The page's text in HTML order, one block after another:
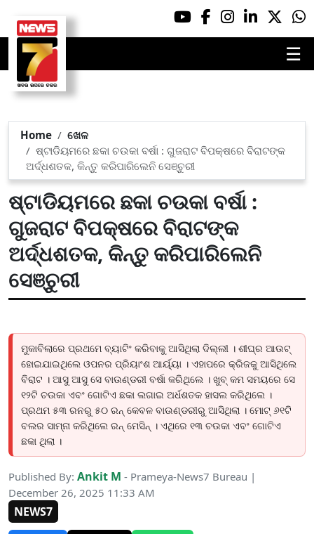
☰
Home
ଖେଳ
ଷ୍ଟାଡିୟମରେ ଛକା ଚଉକା ବର୍ଷା : ଗୁଜରାଟ ବିପକ୍ଷରେ ବିରାଟଙ୍କ
ଅର୍ଦ୍ଧଶତକ, କିନ୍ତୁ କରିପାରିଲେନି ସେଞ୍ଚୁରୀ
ଷ୍ଟାଡିୟମରେ ଛକା ଚଉକା ବର୍ଷା :
ଗୁଜରାଟ ବିପକ୍ଷରେ ବିରାଟଙ୍କ
ଅର୍ଦ୍ଧଶତକ, କିନ୍ତୁ କରିପାରିଲେନି
ସେଞ୍ଚୁରୀ
ମୁକାବିଲାରେ ପ୍ରଥମେ ବ୍ୟାଟିଂ କରିବାକୁ ଆସିଥିଲା ଦିଲ୍ଲୀ । ଶୀଘ୍ର ଆଉଟ୍
ହୋଇଯାଇଥିଲେ ଓପନର ପ୍ରିୟାଂଶ ଆର୍ୟ୍ୟା । ଏହାପରେ କ୍ରିଜକୁ ଆସିଥିଲେ
ବିରାଟ । ଆସୁ ଆସୁ ସେ ବାଉଣ୍ଡରୀ ବର୍ଷା କରିଥିଲେ । ଖୁବ୍ କମ ସମୟରେ ସେ
୧୨ଟି ଚଉକା ଏବଂ ଗୋଟିଏ ଛକା ଲଗାଇ ଅର୍ଧଶତକ ହାସଲ କରିଥିଲେ ।
ପ୍ରଥମ ୫୩ ରନରୁ ୫୦ ରନ୍ କେବଳ ବାଉଣ୍ଡରୀରୁ ଆସିଥିଲା । ମୋଟ୍ ୬୧ଟି
ବଲର ସାମ୍ନା କରିଥିଲେ ରନ୍ ମେସିନ୍ । ଏଥିରେ ୧୩ ଚଉକା ଏବଂ ଗୋଟିଏ
ଛକା ଥିଲା ।
Published By: Ankit M - Prameya-News7 Bureau |
December 26, 2025 11:33 AM
NEWS7